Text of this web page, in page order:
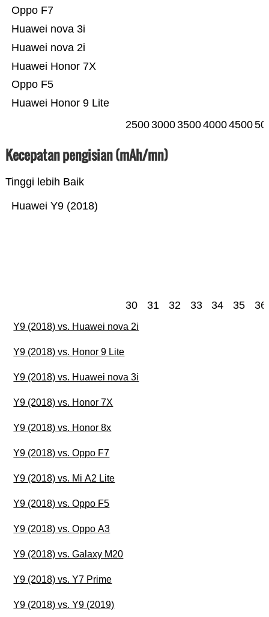
Huawei Honor 9 Lite
Oppo F5
Huawei Honor 7X
Huawei nova 2i
Huawei nova 3i
Oppo F7
25003000350040004500
Kecepatan pengisian (mAh/mn)
Tinggi lebih Baik
Huawei Y9 (2018)
30 31 32 33 34 35 36
Y9 (2018) vs. Huawei nova 2i
Y9 (2018) vs. Honor 9 Lite
Y9 (2018) vs. Huawei nova 3i
Y9 (2018) vs. Honor 7X
Y9 (2018) vs. Honor 8x
Y9 (2018) vs. Oppo F7
Y9 (2018) vs. Mi A2 Lite
Y9 (2018) vs. Oppo F5
Y9 (2018) vs. Oppo A3
Y9 (2018) vs. Galaxy M20
Y9 (2018) vs. Y7 Prime
Y9 (2018) vs. Y9 (2019)